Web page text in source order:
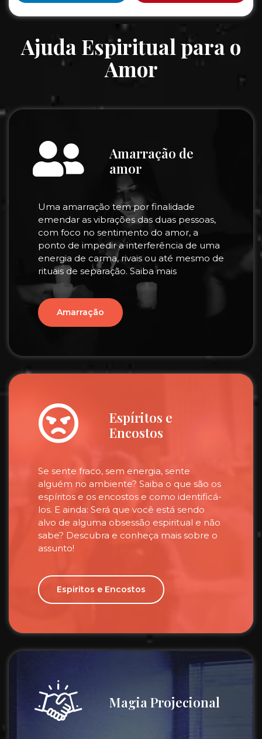
Ajuda Espiritual para o
Amor
Amarração de
amor
Uma amarração tem por finalidade
emendar as vibrações das duas pessoas,
com foco no sentimento do amor, a
ponto de impedir a interferência de uma
energia de carma, rivais ou até mesmo de
rituais de separação. Saiba mais
Amarração
Espíritos e
Encostos
Se sente fraco, sem energia, sente
alguém no ambiente? Saiba o que são os
espíritos e os encostos e como identificá-
los. E ainda: Será que você está sendo
alvo de alguma obsessão espiritual e não
sabe? Descubra e conheça mais sobre o
assunto!
Espiritos e Encostos
Magia Projecional